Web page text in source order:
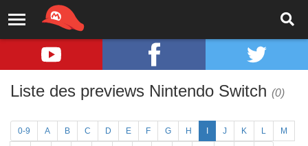
Liste des previews Nintendo Switch (0)
0-9 A B C D E F G H J K L M